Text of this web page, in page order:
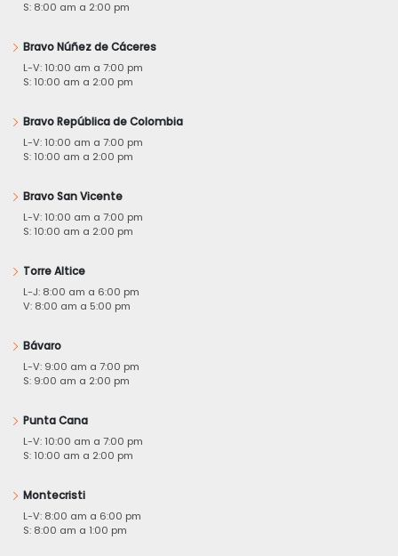
S: 8:00 am a 2:00 pm
Bravo Núñez de Cáceres
L-V: 10:00 am a 7:00 pm
S: 10:00 am a 2:00 pm
Bravo República de Colombia
L-V: 10:00 am a 7:00 pm
S: 10:00 am a 2:00 pm
Bravo San Vicente
L-V: 10:00 am a 7:00 pm
S: 10:00 am a 2:00 pm
Torre Altice
L-J: 8:00 am a 6:00 pm
V: 8:00 am a 5:00 pm
Bávaro
L-V: 9:00 am a 7:00 pm
S: 9:00 am a 2:00 pm
Punta Cana
L-V: 10:00 am a 7:00 pm
S: 10:00 am a 2:00 pm
Montecristi
L-V: 8:00 am a 6:00 pm
S: 8:00 am a 1:00 pm